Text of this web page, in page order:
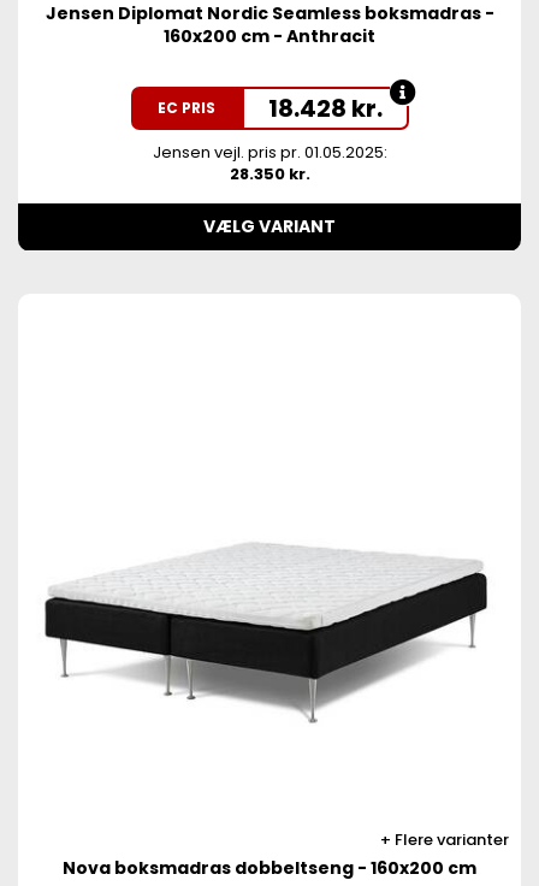
Jensen Diplomat Nordic Seamless boksmadras -
160x200 cm - Anthracit
EC PRIS 18.428 kr.
Jensen vejl. pris pr. 01.05.2025:
28.350 kr.
VÆLG VARIANT
Flere varianter
Nova boksmadras dobbeltseng - 160x200 cm